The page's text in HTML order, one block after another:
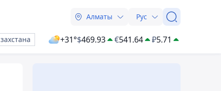
Алматы Рус
+31°$469.93 €541.64 ₽5.71